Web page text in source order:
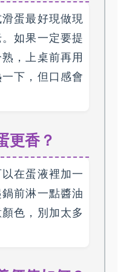
蛋最好現做現
如果一定要提
，上桌前再用
下，但口感會
更香？
在蛋液裡加一
前淋一點醬油
色，別加太多